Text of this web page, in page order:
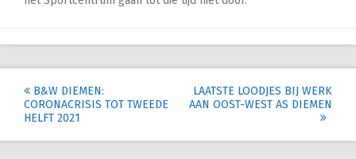
Post
navigation
B&W DIEMEN:
CORONACRISIS TOT TWEEDE
HELFT 2021
LAATSTE LOODJES BIJ WERK
AAN OOST-WEST AS DIEMEN